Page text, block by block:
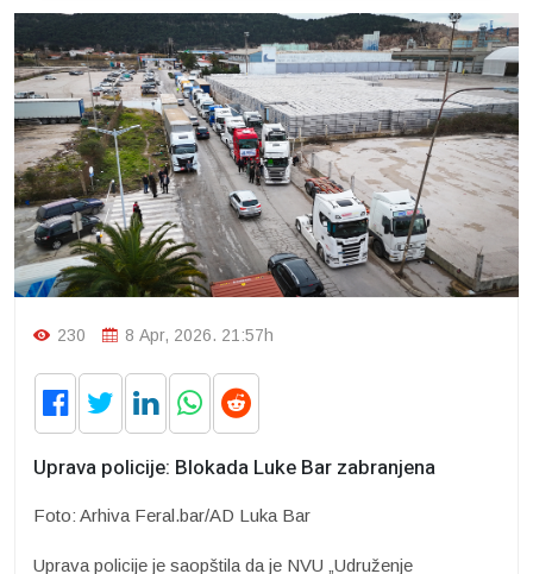
230 8 Apr, 2026. 21:57h
Uprava policije: Blokada Luke Bar zabranjena
Foto: Arhiva Feral.bar/AD Luka Bar
Uprava policije je saopštila da je NVU „Udruženje